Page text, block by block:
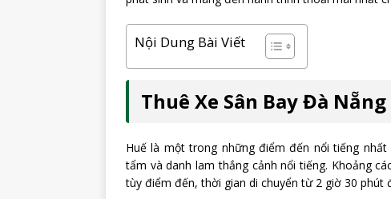
Nội Dung Bài Viết
Thuê Xe Sân Bay Đà
Huế là một trong những điểm đến nổi tiếng
tẩm và danh lam thắng cảnh nổi tiếng. Khoảng
tùy điểm đến, thời gian di chuyển từ 2 giờ 30 phút